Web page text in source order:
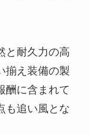
と耐久力の高
揃え装備の製
酬に含まれて
も追い風とな